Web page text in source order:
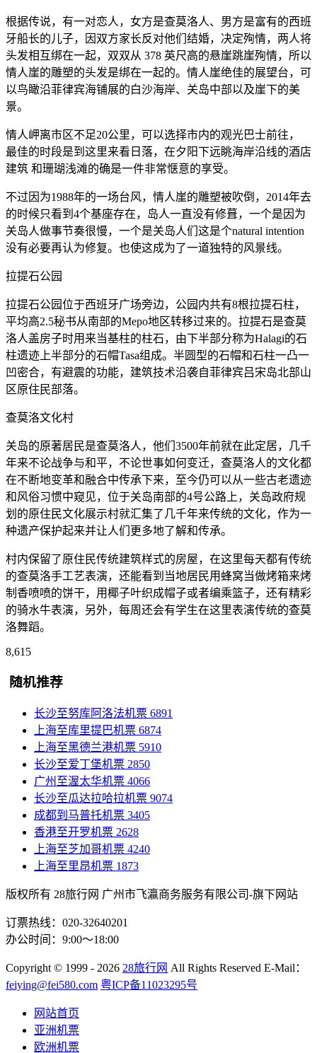
根据传说，有一对恋人，女方是查莫洛人、男方是富有的西班
牙船长的儿子，因双方家长反对他们结婚，决定殉情，两人将
头发相互绑在一起，双双从 378 英尺高的悬崖跳崖殉情，所以
情人崖的雕塑的头发是绑在一起的。情人崖绝佳的展望台，可
以鸟瞰沿菲律宾海铺展的白沙海岸、关岛中部以及崖下的美
景。
情人岬离市区不足20公里，可以选择市内的观光巴士前往，
最佳的时段是到这里来看日落，在夕阳下远眺海岸沿线的酒店
建筑 和珊瑚浅滩的确是一件非常惬意的享受。
不过因为1988年的一场台风，情人崖的雕塑被吹倒，2014年去
的时候只看到4个基座存在，岛人一直没有修葺，一个是因为
关岛人做事节奏很慢，一个是关岛人们这是个natural intention
没有必要再认为修复。也使这成为了一道独特的风景线。
拉提石公园
拉提石公园位于西班牙广场旁边，公园内共有8根拉提石柱，
平均高2.5秘书从南部的Mepo地区转移过来的。拉提石是查莫
洛人盖房子时用来当基柱的柱石，由下半部分称为Halagi的石
柱遗迹上半部分的石帽Tasa组成。半圆型的石帽和石柱一凸一
凹密合，有避震的功能，建筑技术沿袭自菲律宾吕宋岛北部山
区原住民部落。
查莫洛文化村
关岛的原著居民是查莫洛人，他们3500年前就在此定居，几千
年来不论战争与和平，不论世事如何变迁，查莫洛人的文化都
在不断地变革和融合中传承下来，至今仍可以从一些古老遗迹
和风俗习惯中窥见，位于关岛南部的4号公路上，关岛政府规
划的原住民文化展示村就汇集了几千年来传统的文化，作为一
种遗产保护起来并让人们更多地了解和传承。
村内保留了原住民传统建筑样式的房屋，在这里每天都有传统
的查莫洛手工艺表演，还能看到当地居民用蜂窝当做烤箱来烤
制香喷喷的饼干，用椰子叶织成帽子或者编乘篮子，还有精彩
的骑水牛表演，另外，每周还会有学生在这里表演传统的查莫
洛舞蹈。
8,615
随机推荐
长沙至努库阿洛法机票 6891
上海至库里提巴机票 6874
上海至黑德兰港机票 5910
长沙至爱丁堡机票 2850
广州至渥太华机票 4066
长沙至瓜达拉哈拉机票 9074
成都到马普托机票 3405
香港至开罗机票 2628
上海至芝加哥机票 4240
上海至里昂机票 1873
版权所有 28旅行网 广州市飞瀛商务服务有限公司-旗下网站
订票热线：020-32640201
办公时间：9:00～18:00
Copyright © 1999 - 2026 28旅行网 All Rights Reserved E-Mail：
feiying@fei580.com 粤ICP备11023295号
网站首页
亚洲机票
欧洲机票